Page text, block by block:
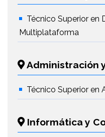
Técnico Superior en
Multiplataforma
Administración
Técnico Superior en
Informática y